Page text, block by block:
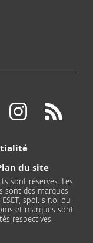
du site
sont réservés. Les
sont des marques
spol. s r.o. ou
et marques sont
respectives.